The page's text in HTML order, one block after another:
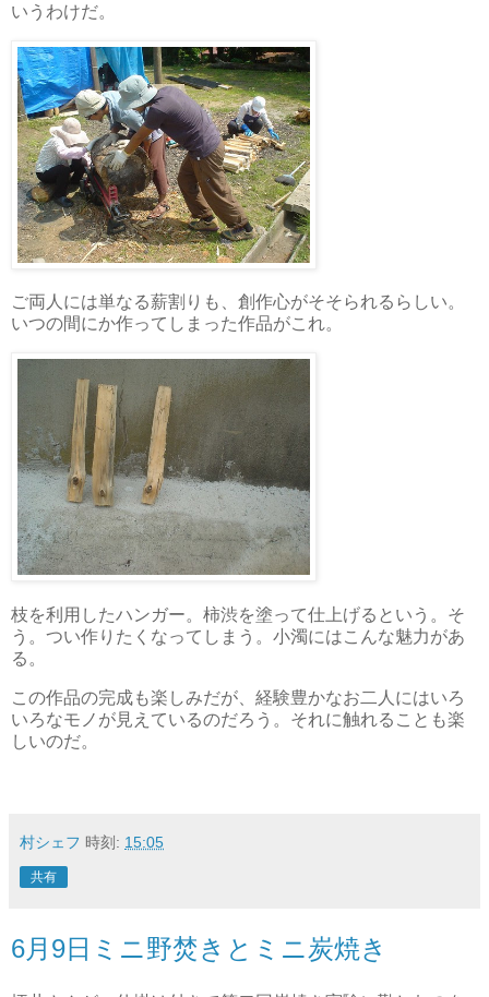
いうわけだ。
ご両人には単なる薪割りも、創作心がそそられるらしい。
いつの間にか作ってしまった作品がこれ。
枝を利用したハンガー。柿渋を塗って仕上げるという。そ
う。つい作りたくなってしまう。小濁にはこんな魅力があ
る。
この作品の完成も楽しみだが、経験豊かなお二人にはいろ
いろなモノが見えているのだろう。それに触れることも楽
しいのだ。
村シェフ 時刻: 15:05
共有
6月9日ミニ野焚きとミニ炭焼き